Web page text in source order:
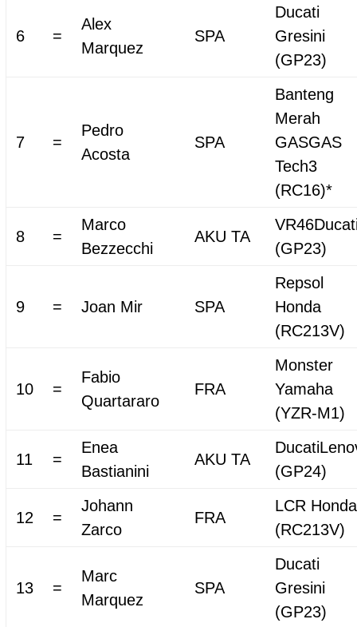
6 =
Alex
Marquez
SPA
Ducati
Gresini
(GP23)
7 =
Pedro
Acosta
SPA
Banteng
Merah
GASGAS
Tech3
(RC16)*
8 =
Marco
Bezzecchi
AKU TA
(GP23)
9 = Joan Mir SPA
Repsol
Honda
(RC213V)
10 =
Fabio
Quartararo
FRA
Monster
Yamaha
(YZR-M1)
11 =
Enea
Bastianini
AKU TA
(GP24)
12 =
Johann
Zarco
FRA
LCR Honda
(RC213V)
13 =
Marc
Marquez
SPA
Ducati
Gresini
(GP23)